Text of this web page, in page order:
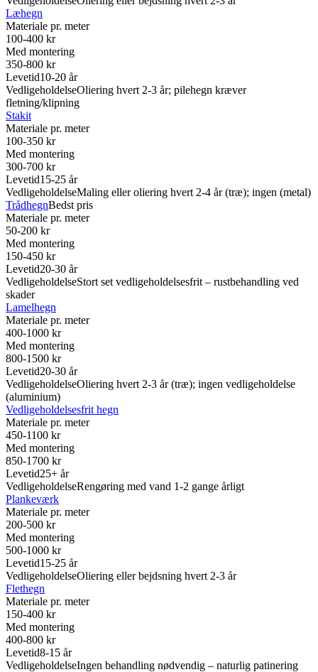
Læhegn
Materiale pr. meter
100-400 kr
Med montering
350-800 kr
Levetid10-20 år
VedligeholdelseOliering hvert 2-3 år; pilehegn kræver
fletning/klipning
Stakit
Materiale pr. meter
100-350 kr
Med montering
300-700 kr
Levetid15-25 år
VedligeholdelseMaling eller oliering hvert 2-4 år (træ); ingen (metal)
TrådhegnBedst pris
Materiale pr. meter
50-200 kr
Med montering
150-450 kr
Levetid20-30 år
VedligeholdelseStort set vedligeholdelsesfrit – rustbehandling ved
skader
Lamelhegn
Materiale pr. meter
400-1000 kr
Med montering
800-1500 kr
Levetid20-30 år
VedligeholdelseOliering hvert 2-3 år (træ); ingen vedligeholdelse
(aluminium)
Vedligeholdelsesfrit hegn
Materiale pr. meter
450-1100 kr
Med montering
850-1700 kr
Levetid25+ år
VedligeholdelseRengøring med vand 1-2 gange årligt
Plankeværk
Materiale pr. meter
200-500 kr
Med montering
500-1000 kr
Levetid15-25 år
VedligeholdelseOliering eller bejdsning hvert 2-3 år
Flethegn
Materiale pr. meter
150-400 kr
Med montering
400-800 kr
Levetid8-15 år
VedligeholdelseIngen behandling nødvendig – naturlig patinering